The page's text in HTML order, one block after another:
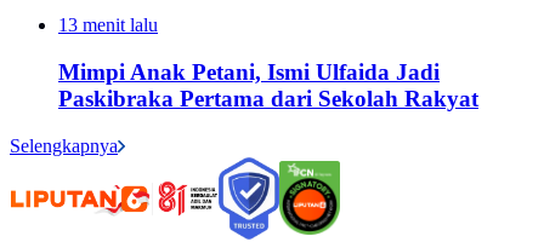
13 menit lalu
Mimpi Anak Petani, Ismi Ulfaida Jadi
Paskibraka Pertama dari Sekolah Rakyat
Selengkapnya